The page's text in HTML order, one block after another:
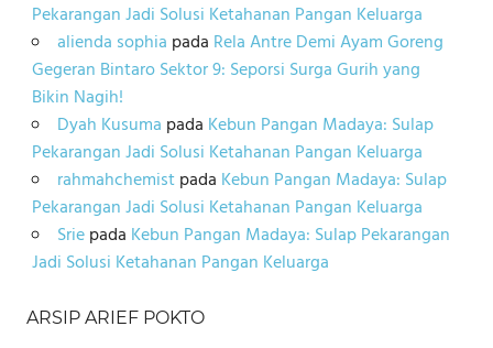
Pekarangan Jadi Solusi Ketahanan Pangan Keluarga
alienda sophia pada Rela Antre Demi Ayam Goreng
Gegeran Bintaro Sektor 9: Seporsi Surga Gurih yang
Bikin Nagih!
Dyah Kusuma pada Kebun Pangan Madaya: Sulap
Pekarangan Jadi Solusi Ketahanan Pangan Keluarga
rahmahchemistpada Kebun Pangan Madaya: Sulap
Pekarangan Jadi Solusi Ketahanan Pangan Keluarga
Sriepada Kebun Pangan Madaya: Sulap Pekarangan
Jadi Solusi Ketahanan Pangan Keluarga
ARSIP ARIEF POKTO